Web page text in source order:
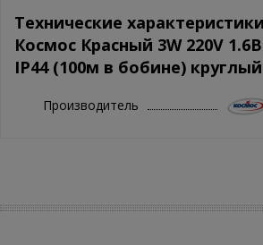
Технические
Космос Красный 3W 220V
IP44 (100м в бобине) круглый
Производитель